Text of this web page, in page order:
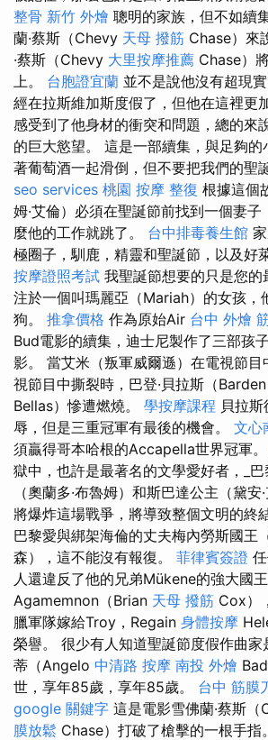
整骨 新竹 外燴 聰明的家族，但不如續
蘭·蔡斯（Chevy 天母 撥筋 Chase）來
·蔡斯（Chevy 大里按摩推薦 Chase）
上。 台胞證宜蘭 並不是說他沒有超現
經在拉斯維加斯度假了，但他在這裡更
感受到了他身材的衝突和問題，總的來
的巨大慾望。 這是一部續集，與足夠的
著葡萄酒一起滑倒，但不要把我們的聖
seo services 桃園 按摩 整復 根據這個
姆·艾倫）必須在聖誕節前找到一個妻子
麼他的工作就跳了。 台中排毒養生館
極圈子，馴鹿，精靈和聖誕節，以及好
按摩證照考試 我聖誕節想要的只是您
注於一個叫瑪麗亞（Mariah）的女孩，
狗。 推拿價格 作為原始Air 台中 外燴
Bud電影的續集，迪士尼製作了三部孩
影。 當艾米（叛軍威爾遜）在電視節
視節目中撕裂時，巴登·貝拉斯（Barden
Bellas）慘遭燃燒。 學按摩課程 貝拉
辱，但是三重冠軍有最後的機會。 文心
須贏得哥本哈根的Accapella世界冠軍。
獄中，也許是最著名的文學愛好者，_
（奧蘭多·布魯姆）和斯巴達公主（黛安
將爆炸這場戰爭，將導致整個文明的終
巴黎愛與綁架海倫的丈夫梅內勞斯國王
森），這不能沒有報復。 菲律賓簽證
人還違反了他的兄弟Mükene的強大國王
Agamemnon（Brian 天母 撥筋 Cox）
臘軍隊嫁給Troy，Regain 身體按摩
榮譽。 很少有人知道聖誕節度假作曲家
蒂（Angelo 中清路 按摩 南投 外燴
世，享年85歲，享年85歲。 台中 筋膜
google 關鍵字 這是電影雪佛蘭·蔡斯（
膜放鬆 Chase）打破了槍擊的一根手指